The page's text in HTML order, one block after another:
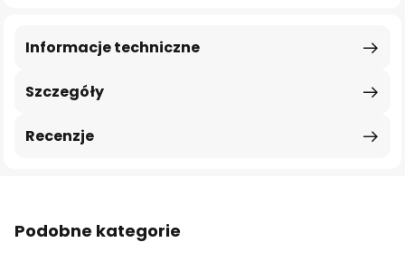
Szczegóły
Informacje techniczne
Recenzje
Podobne kategorie